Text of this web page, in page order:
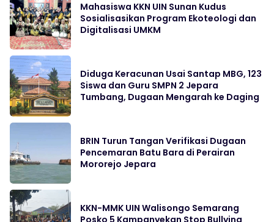
Mahasiswa KKN UIN Sunan Kudus
Sosialisasikan Program Ekoteologi dan
Digitalisasi UMKM
Diduga Keracunan Usai Santap MBG, 123
Siswa dan Guru SMPN 2 Jepara
Tumbang, Dugaan Mengarah ke Daging
BRIN Turun Tangan Verifikasi Dugaan
Pencemaran Batu Bara di Perairan
Mororejo Jepara
KKN-MMK UIN Walisongo Semarang